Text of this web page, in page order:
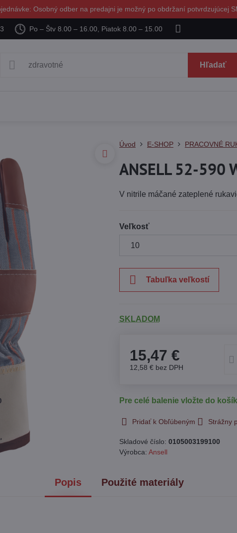
Osobný odber na predajni je možný po obdržaní potvrdzujúcej
Po – Štv 8.00 – 16.00, Piatok 8.00 – 15.00
Hľadať
Úvod E-SHOP PRACOVNÉ
ANSELL 52-590
V nitrile máčané zateplené
Veľkosť
Tabuľka veľkostí
SKLADOM
15,47 €
12,58 € bez DPH
Pre celé balenie vložte do
Pridať k Obľúbeným Strážny
Skladové číslo: 0105003199100
Výrobca: Ansell
Popis Použité materiály